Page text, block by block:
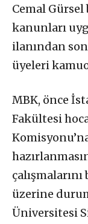
Cemal
kanunları
ilanından
üyeleri
MBK, önce
Fakültesi
üzerine
Üniversitesi